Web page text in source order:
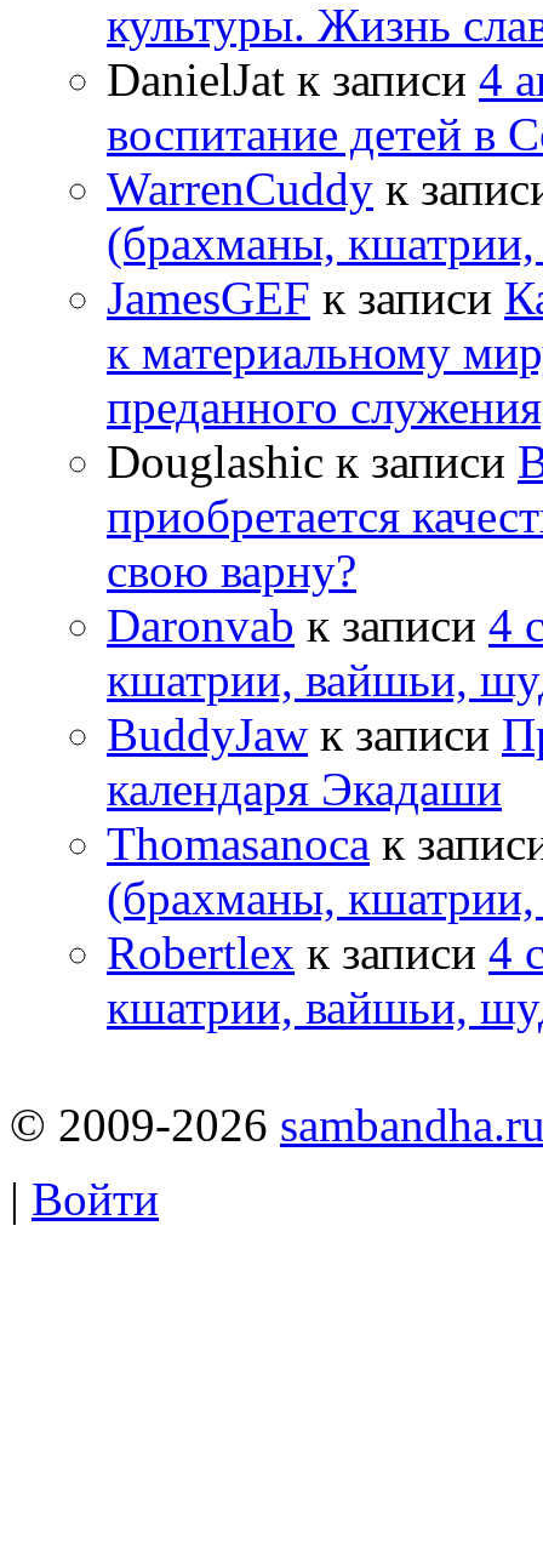
культуры. Жизнь
DanielJat к записи 4
воспитание детей в
WarrenCuddy к
(брахманы,
JamesGEF к записи
к материальному
преданного
Douglashic к записи
приобретается
свою варну?
Daronvab к записи 4
кшатрии, вайшьи,
BuddyJaw к записи
календаря Экадаши
Thomasanoca к
(брахманы,
Robertlex к записи 4
кшатрии, вайшьи,
© 2009-2026
| Войти